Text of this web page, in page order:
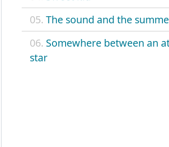
05. The sound and the
06. Somewhere between an
star